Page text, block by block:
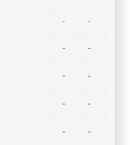
- -
- -
- -
- -
- -